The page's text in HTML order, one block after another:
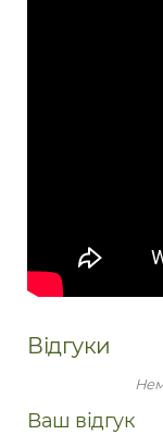
Відгуки
Ваш відгук